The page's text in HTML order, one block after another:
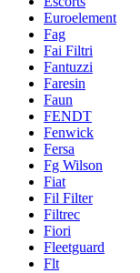
Euroelement
Fag
Fai Filtri
Fantuzzi
Faresin
Faun
FENDT
Fenwick
Fersa
Fg Wilson
Fiat
Fil Filter
Filtrec
Fiori
Fleetguard
Flt